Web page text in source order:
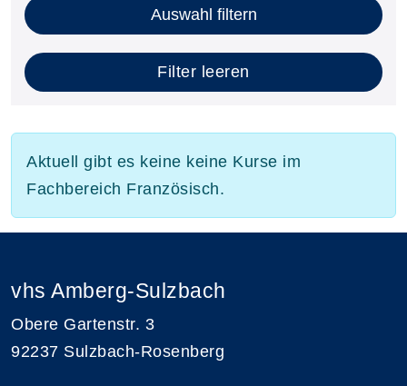
Auswahl filtern
Filter leeren
Aktuell gibt es keine keine Kurse im
Fachbereich Französisch.
vhs Amberg-Sulzbach
Obere Gartenstr. 3
92237 Sulzbach-Rosenberg